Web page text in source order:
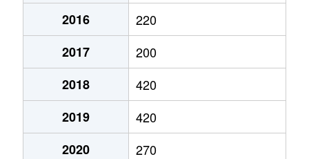
2016
220
2017
200
2018
420
2019
420
2020
270